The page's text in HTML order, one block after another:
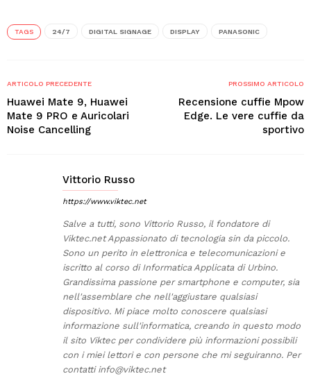
TAGS 24/7 DIGITAL SIGNAGE DISPLAY PANASONIC
ARTICOLO PRECEDENTE
Huawei Mate 9, Huawei
Mate 9 PRO e Auricolari
Noise Cancelling
PROSSIMO ARTICOLO
Recensione cuffie Mpow
Edge. Le vere cuffie da
sportivo
Vittorio Russo
https://www.viktec.net
Salve a tutti, sono Vittorio Russo, il fondatore di
Viktec.net Appassionato di tecnologia sin da piccolo.
Sono un perito in elettronica e telecomunicazioni e
iscritto al corso di Informatica Applicata di Urbino.
Grandissima passione per smartphone e computer, sia
nell'assemblare che nell'aggiustare qualsiasi
dispositivo. Mi piace molto conoscere qualsiasi
informazione sull'informatica, creando in questo modo
il sito Viktec per condividere più informazioni possibili
con i miei lettori e con persone che mi seguiranno. Per
contatti info@viktec.net